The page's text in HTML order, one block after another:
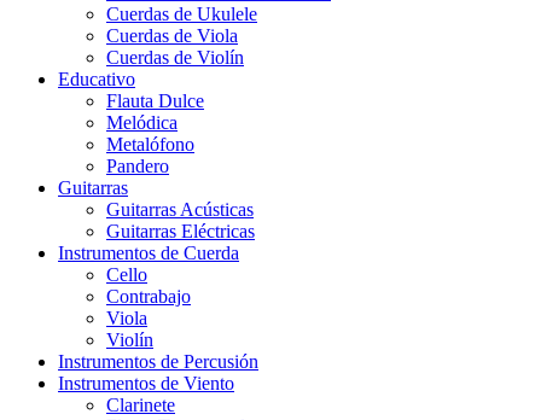
Cuerdas de Ukulele
Cuerdas de Viola
Cuerdas de Violín
Educativo
Flauta Dulce
Melódica
Metalófono
Pandero
Guitarras
Guitarras Acústicas
Guitarras Eléctricas
Instrumentos de Cuerda
Cello
Contrabajo
Viola
Violín
Instrumentos de Percusión
Instrumentos de Viento
Clarinete